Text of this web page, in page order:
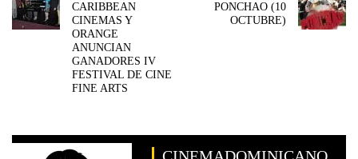
CARIBBEAN
CINEMAS Y
ORANGE
ANUNCIAN
GANADORES IV
FESTIVAL DE CINE
FINE ARTS
PONCHAO (10
OCTUBRE)